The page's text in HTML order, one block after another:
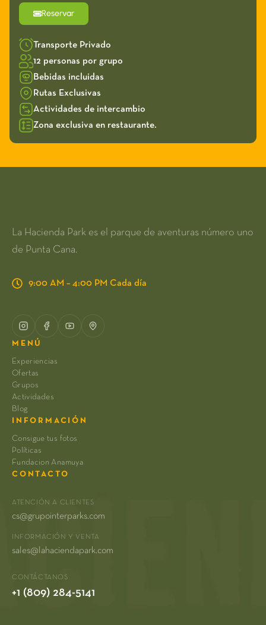
Reservar
Transporte Privado
12 personas por grupo
Bebidas incluidas
Rutas Exclusivas
Actividades de intercambio
Zona exclusiva en restaurante.
La Hacienda Park es el parque de aventuras número uno
de Punta Cana.
9:00 AM – 4:00 PM Cada día
MENÚ
Experiencias
Ofertas
Grupos
Actividades
Blog
INFORMACIÓN
Consigue tus fotos
Políticas
Fundacion Anamuya
CONTACTO
ATENCIÓN A CLIENTES
cs@grupointerparks.com
INFORMACIÓN Y VENTA
sales@lahaciendapark.com
CONTÁCTANOS
+1 (809) 284-5141